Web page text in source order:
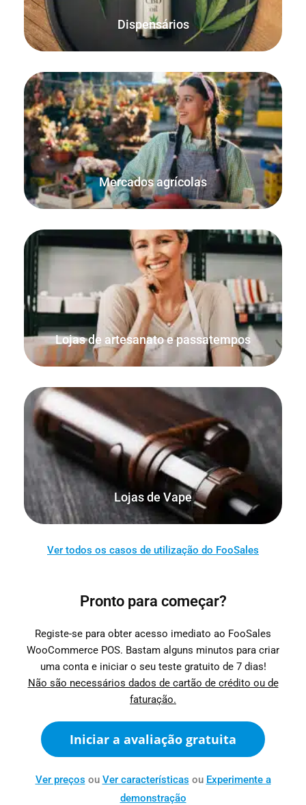
Dispensários
Mercados agrícolas
O modo offline FooSales WooCommerce POS garante que
cada encomenda é contabilizada e que as quantidades
em stock são exactas.
Lojas de artesanato e passatempos
Venda produtos utilizando quantidades decimais e
unidades de medida. Perfeito para vender materiais e
artigos de artesanato.
Lojas de Vape
Venda os seus produtos em linha, bem como a partir da
sua loja física, quiosque, casa ou mercado.
Ver todos os casos de utilização do FooSales
Pronto para começar?
Registe-se para obter acesso imediato ao FooSales
WooCommerce POS. Bastam alguns minutos para criar
uma conta e iniciar o seu teste gratuito de 7 dias!
Não são necessários dados de cartão de crédito ou de
faturação.
Iniciar a avaliação gratuita
Ver preços ou Ver características ou Experimente a
demonstração